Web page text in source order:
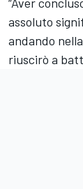
assoluto
andando
riuscirò a